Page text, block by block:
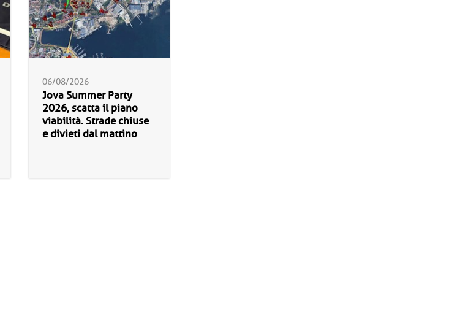
06/08/2026
Jova Summer Party
2026, scatta il piano
viabilità. Strade chiuse
e divieti dal mattino